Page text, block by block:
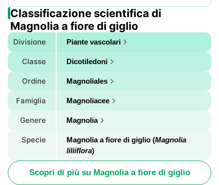
Classificazione scientifica di
Magnolia a fiore di giglio
Divisione Piante vascolari
Classe Dicotiledoni
Ordine Magnoliales
Famiglia Magnoliacee
Genere Magnolia
Specie Magnolia a fiore di giglio (Magnolia
liliiflora)
Scopri di più su Magnolia a fiore di giglio